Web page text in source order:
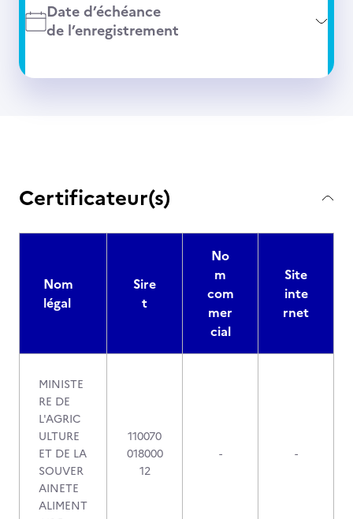
Date d’échéance
de l’enregistrement
Certificateur(s)
Nom
légal
Sire
t
No
m
com
mer
cial
Site
inte
rnet
MINISTE
RE DE
L'AGRIC
ULTURE
ET DE LA
SOUVER
AINETE
ALIMENT
110070
018000
12
- -